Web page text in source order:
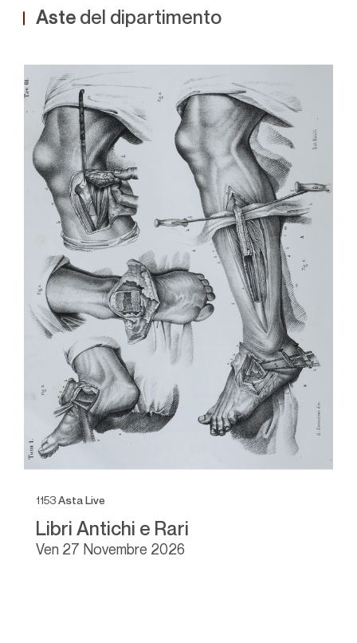
Aste del dipartimento
1153 Asta Live
Libri Antichi e Rari
ven 27 Novembre 2026